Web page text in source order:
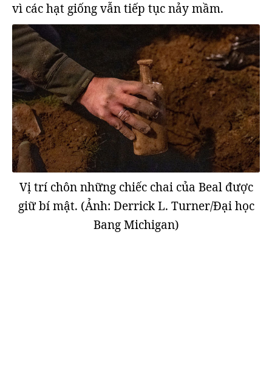
vì các hạt giống vẫn tiếp tục nảy mầm.
Vị trí chôn những chiếc chai của Beal được
giữ bí mật. (Ảnh: Derrick L. Turner/Đại học
Bang Michigan)